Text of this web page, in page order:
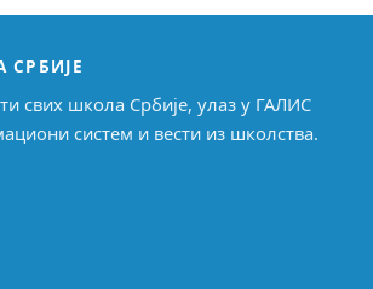
СРБИЈЕ
свих школа Србије, улаз у ГАЛИС
систем и вести из школства.